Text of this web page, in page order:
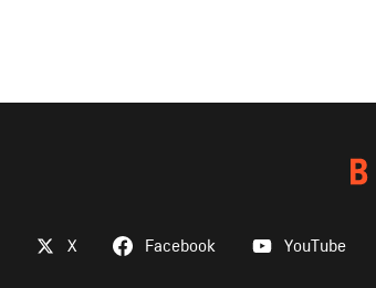
X Facebook YouTube